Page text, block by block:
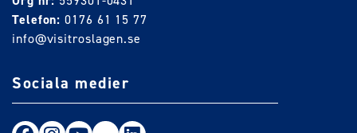
Telefon: 0176 61 15 77
info@visitroslagen.se
Sociala medier